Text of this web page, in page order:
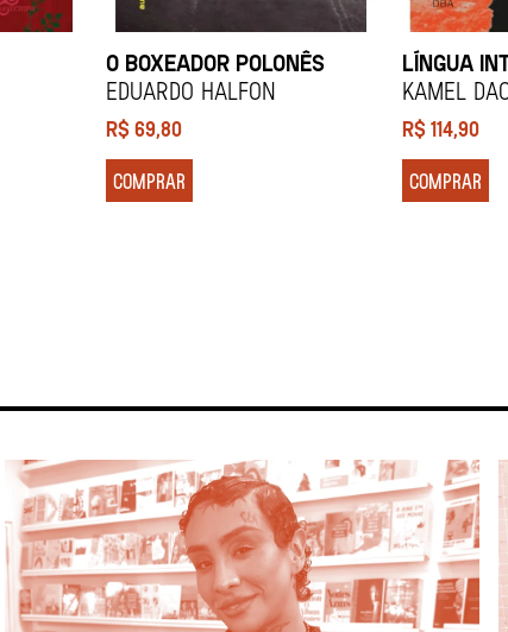
O BOXEADOR POLONÊS
EDUARDO HALFON
R$69,80
COMPRAR
LÍNGUA
KAMEL
R$114,90
COMPRAR